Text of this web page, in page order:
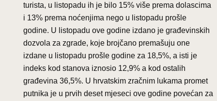
turista, u listopadu ih je bilo 15% više prema dolascima
i 13% prema noćenjima nego u listopadu prošle
godine. U listopadu ove godine izdano je građevinskih
dozvola za zgrade, koje brojčano premašuju one
izdane u listopadu prošle godine za 18,5%, a isti je
indeks kod stanova iznosio 12,9% a kod ostalih
građevina 36,5%. U hrvatskim zračnim lukama promet
putnika je u prvih deset mjeseci ove godine povećan za